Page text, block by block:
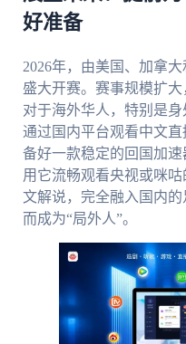
好准备
2026年，由美国、加拿
盛大开赛。赛事规模扩大
对于海外华人，特别是
通过国内平台观看中文
备好一款稳定的回国加
用它流畅观看央视或咪
文解说，完全融入国内
而成为“局外人”。